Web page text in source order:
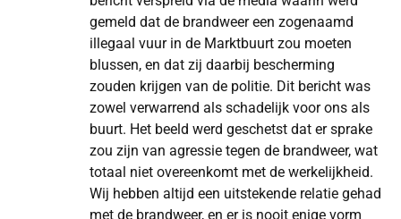
gemeld dat de brandweer een zogenaamd
illegaal vuur in de Marktbuurt zou moeten
blussen, en dat zij daarbij bescherming
zouden krijgen van de politie. Dit bericht was
zowel verwarrend als schadelijk voor ons als
buurt. Het beeld werd geschetst dat er sprake
zou zijn van agressie tegen de brandweer, wat
totaal niet overeenkomt met de werkelijkheid.
Wij hebben altijd een uitstekende relatie gehad
met de brandweer, en er is nooit enige vorm